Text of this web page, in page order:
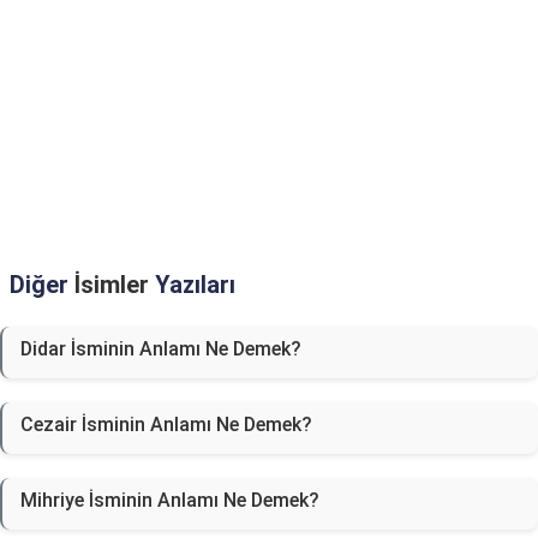
Diğer İsimler Yazıları
Didar İsminin Anlamı Ne Demek?
Cezair İsminin Anlamı Ne Demek?
Mihriye İsminin Anlamı Ne Demek?